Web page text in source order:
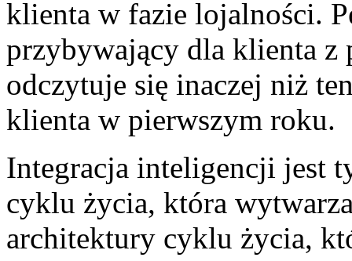
klienta w fazie lojalności.
przybywający dla klienta
odczytuje się inaczej niż
klienta w pierwszym roku.
Integracja inteligencji jest
cyklu życia, która
architektury cyklu życia,